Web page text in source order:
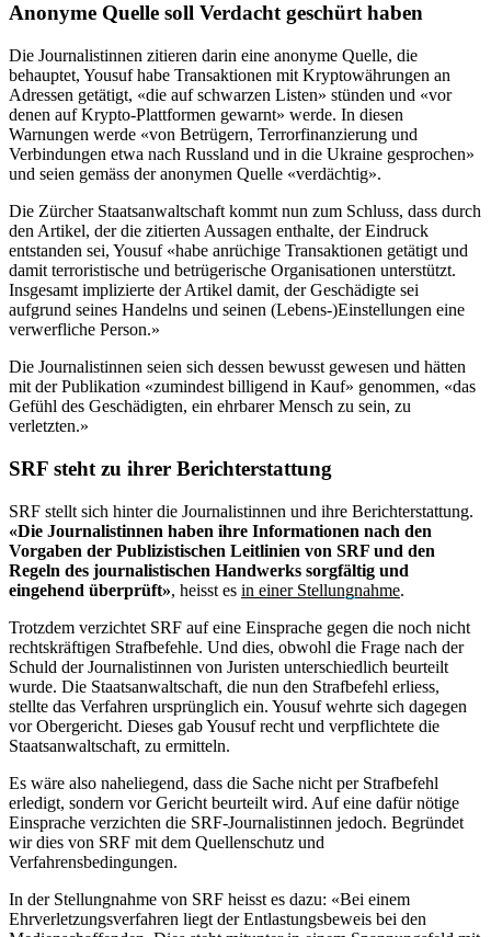
Anonyme Quelle soll Verdacht geschürt haben
Die Journalistinnen zitieren darin eine anonyme Quelle, die
behauptet, Yousuf habe Transaktionen mit Kryptowährungen an
Adressen getätigt, «die auf schwarzen Listen» stünden und «vor
denen auf Krypto-Plattformen gewarnt» werde. In diesen
Warnungen werde «von Betrügern, Terrorfinanzierung und
Verbindungen etwa nach Russland und in die Ukraine gesprochen»
und seien gemäss der anonymen Quelle «verdächtig».
Die Zürcher Staatsanwaltschaft kommt nun zum Schluss, dass durch
den Artikel, der die zitierten Aussagen enthalte, der Eindruck
entstanden sei, Yousuf «habe anrüchige Transaktionen getätigt und
damit terroristische und betrügerische Organisationen unterstützt.
Insgesamt implizierte der Artikel damit, der Geschädigte sei
aufgrund seines Handelns und seinen (Lebens-)Einstellungen eine
verwerfliche Person.»
Die Journalistinnen seien sich dessen bewusst gewesen und hätten
mit der Publikation «zumindest billigend in Kauf» genommen, «das
Gefühl des Geschädigten, ein ehrbarer Mensch zu sein, zu
verletzten.»
SRF steht zu ihrer Berichterstattung
SRF stellt sich hinter die Journalistinnen und ihre Berichterstattung.
«Die Journalistinnen haben ihre Informationen nach den
Vorgaben der Publizistischen Leitlinien von SRF und den
Regeln des journalistischen Handwerks sorgfältig und
eingehend überprüft», heisst es in einer Stellungnahme.
Trotzdem verzichtet SRF auf eine Einsprache gegen die noch nicht
rechtskräftigen Strafbefehle. Und dies, obwohl die Frage nach der
Schuld der Journalistinnen von Juristen unterschiedlich beurteilt
wurde. Die Staatsanwaltschaft, die nun den Strafbefehl erliess,
stellte das Verfahren ursprünglich ein. Yousuf wehrte sich dagegen
vor Obergericht. Dieses gab Yousuf recht und verpflichtete die
Staatsanwaltschaft, zu ermitteln.
Es wäre also naheliegend, dass die Sache nicht per Strafbefehl
erledigt, sondern vor Gericht beurteilt wird. Auf eine dafür nötige
Einsprache verzichten die SRF-Journalistinnen jedoch. Begründet
wir dies von SRF mit dem Quellenschutz und
Verfahrensbedingungen.
In der Stellungnahme von SRF heisst es dazu: «Bei einem
Ehrverletzungsverfahren liegt der Entlastungsbeweis bei den